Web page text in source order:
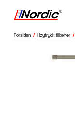
Forsiden / Høytrykk tilbehør /